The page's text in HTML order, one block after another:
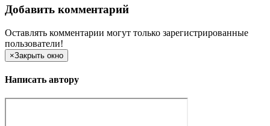
Добавить комментарий
Оставлять комментарии могут только зарегистрированные
пользователи!
×Закрыть окно
Написать автору